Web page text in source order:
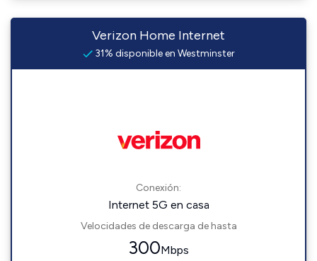
Verizon Home Internet
31% disponible en Westminster
Conexión:
Internet 5G en casa
Velocidades de descarga de hasta
300Mbps